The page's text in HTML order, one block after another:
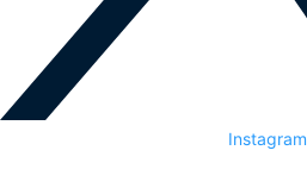
Instagram